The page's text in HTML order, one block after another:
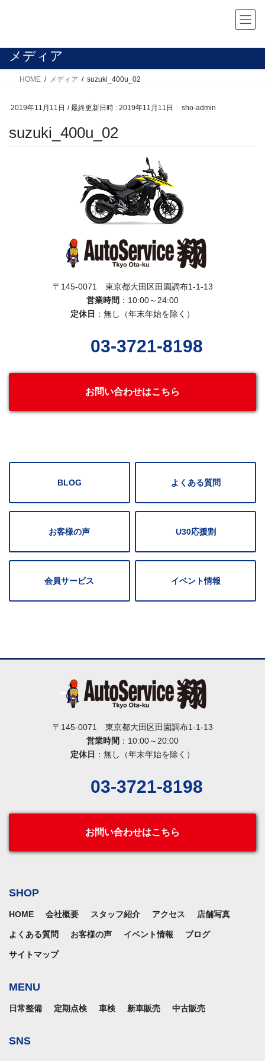
ン
ーメディア
HOME メディア suzuki_400u_02
2019年11月11日 / 最終更新日時 : 2019年11月11日 sho-admin
suzuki_400u_02
〒145-0071 東京都大田区田園調布1-1-13
営業時間 ：10:00～24:00
定休日 ：無し（年末年始を除く）
03-3721-8198
お問い合わせはこちら
BLOG よくある質問
お客様の声 U30応援割
会員サービス イベント情報
〒145-0071 東京都大田区田園調布1-1-13
営業時間 ：10:00～20:00
定休日 ：無し（年末年始を除く）
03-3721-8198
お問い合わせはこちら
SHOP
HOME 会社概要 スタッフ紹介 アクセス 店舗写真
よくある質問 お客様の声 イベント情報 ブログ
サイトマップ
MENU
日常整備 定期点検 車検 新車販売 中古販売
SNS